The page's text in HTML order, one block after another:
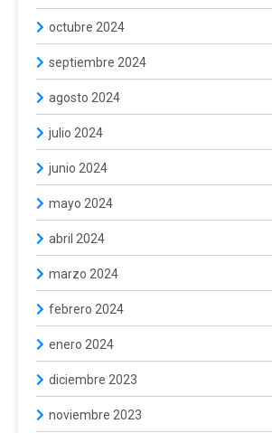
octubre 2024
septiembre 2024
agosto 2024
julio 2024
junio 2024
mayo 2024
abril 2024
marzo 2024
febrero 2024
enero 2024
diciembre 2023
noviembre 2023